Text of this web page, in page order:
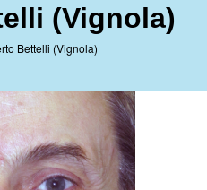
(Vignola)
Bettelli (Vignola)